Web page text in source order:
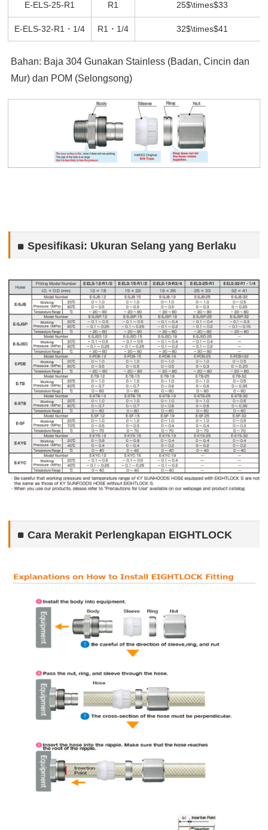
E-ELS-25-R1 R1 25$\times$33
E-ELS-32-R1・1/4 R1・1/4 32$\times$41
Bahan: Baja 304 Gunakan Stainless (Badan, Cincin dan
Mur) dan POM (Selongsong)
Spesifikasi: Ukuran Selang yang Berlaku
Cara Merakit Perlengkapan EIGHTLOCK